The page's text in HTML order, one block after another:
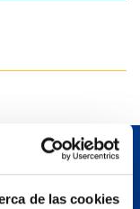
de las cookies